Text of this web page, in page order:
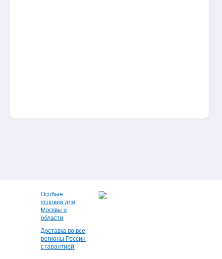
Особые
условия для
Москвы и
области
Доставка во все
регионы России
с гарантией